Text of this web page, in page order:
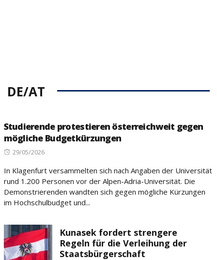
DE/AT
Studierende protestieren österreichweit gegen
mögliche Budgetkürzungen
Posted
29/05/2026
In Klagenfurt versammelten sich nach Angaben der Universität
rund 1.200 Personen vor der Alpen-Adria-Universität. Die
Demonstrierenden wandten sich gegen mögliche Kürzungen
im Hochschulbudget und...
Kunasek fordert strengere
Regeln für die Verleihung der
Staatsbürgerschaft